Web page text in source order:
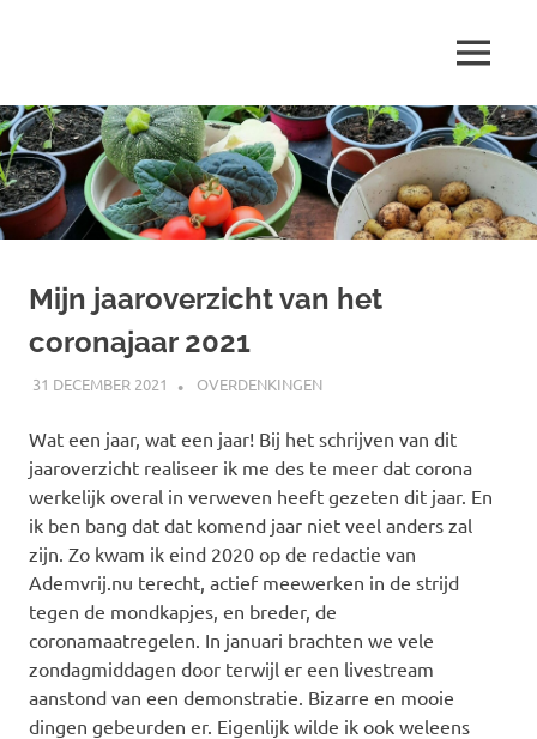
inhoud
schrijft
over
…
MENU
Mijn jaaroverzicht van het
coronajaar 2021
31 DECEMBER 2021 MARJOLEIN
OVERDENKINGEN
Wat een jaar, wat een jaar! Bij het schrijven van dit
jaaroverzicht realiseer ik me des te meer dat corona
werkelijk overal in verweven heeft gezeten dit jaar. En
ik ben bang dat dat komend jaar niet veel anders zal
zijn. Zo kwam ik eind 2020 op de redactie van
Ademvrij.nu terecht, actief meewerken in de strijd
tegen de mondkapjes, en breder, de
coronamaatregelen. In januari brachten we vele
zondagmiddagen door terwijl er een livestream
aanstond van een demonstratie. Bizarre en mooie
dingen gebeurden er. Eigenlijk wilde ik ook weleens